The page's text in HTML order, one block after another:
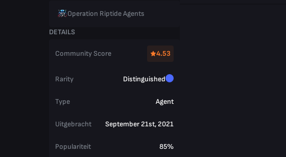
Operation Riptide Agents
DETAILS
Community Score 4.53
Rarity Distinguished
Type Agent
Uitgebracht September 21st, 2021
Populariteit 85%